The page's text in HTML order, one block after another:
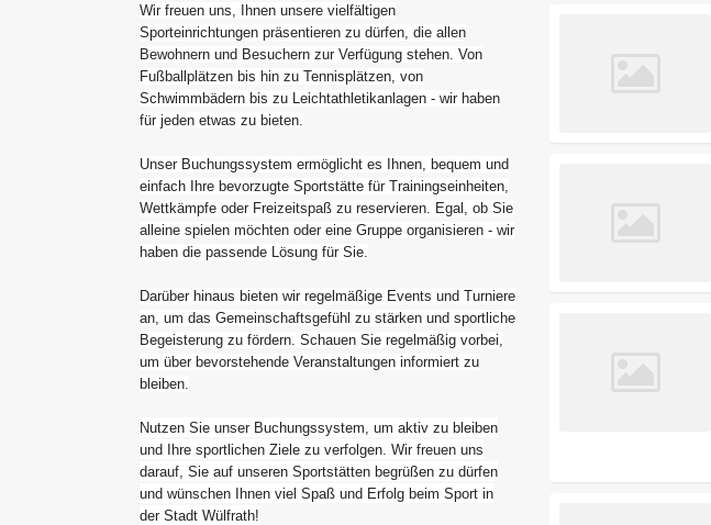
Wir freuen uns, Ihnen unsere vielfältigen
Sporteinrichtungen präsentieren zu dürfen, die allen
Bewohnern und Besuchern zur Verfügung stehen. Von
Fußballplätzen bis hin zu Tennisplätzen, von
Schwimmbädern bis zu Leichtathletikanlagen - wir haben
für jeden etwas zu bieten.
Unser Buchungssystem ermöglicht es Ihnen, bequem und
einfach Ihre bevorzugte Sportstätte für Trainingseinheiten,
Wettkämpfe oder Freizeitspaß zu reservieren. Egal, ob Sie
alleine spielen möchten oder eine Gruppe organisieren - wir
haben die passende Lösung für Sie.
Darüber hinaus bieten wir regelmäßige Events und Turniere
an, um das Gemeinschaftsgefühl zu stärken und sportliche
Begeisterung zu fördern. Schauen Sie regelmäßig vorbei,
um über bevorstehende Veranstaltungen informiert zu
bleiben.
Nutzen Sie unser Buchungssystem, um aktiv zu bleiben
und Ihre sportlichen Ziele zu verfolgen. Wir freuen uns
darauf, Sie auf unseren Sportstätten begrüßen zu dürfen
und wünschen Ihnen viel Spaß und Erfolg beim Sport in
der Stadt Wülfrath!